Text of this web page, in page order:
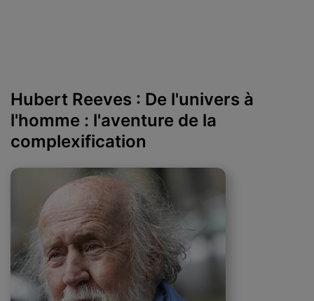
Hubert Reeves : De l'univers à
l'homme : l'aventure de la
complexification